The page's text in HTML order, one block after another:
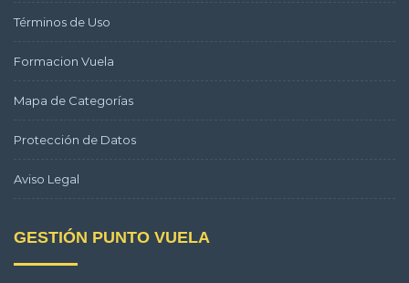
Términos de Uso
Formacion Vuela
Mapa de Categorías
Protección de Datos
Aviso Legal
GESTIÓN PUNTO VUELA